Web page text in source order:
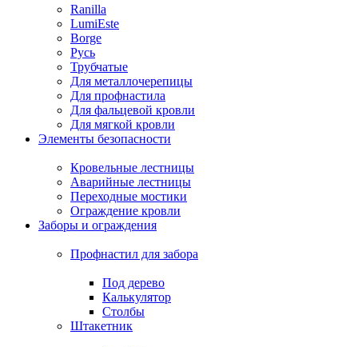
Ranilla
LumiEste
Borge
Русь
Трубчатые
Для металлочерепицы
Для профнастила
Для фальцевой кровли
Для мягкой кровли
Элементы безопасности
Кровельные лестницы
Аварийные лестницы
Переходные мостики
Ограждение кровли
Заборы и ограждения
Профнастил для забора
Под дерево
Калькулятор
Столбы
Штакетник